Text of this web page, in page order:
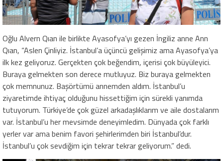
Oğlu Alvern Qıan ile birlikte Ayasofya’yı gezen İngiliz anne Ann
Qıan, “Aslen Çinliyiz. İstanbul’a üçüncü gelişimiz ama Ayasofya’ya
ilk kez geliyoruz. Gerçekten çok beğendim, içerisi çok büyüleyici.
Buraya gelmekten son derece mutluyuz. Biz buraya gelmekten
çok memnunuz. Başörtümü annemden aldım. İstanbul’u
ziyaretimde ihtiyaç olduğunu hissettiğim için sürekli yanımda
tutuyorum. Türkiye’de çok güzel arkadaşlıklarım ve aile dostalarım
var. İstanbul’u her mevsimde deneyimledim. Dünyada çok farklı
yerler var ama benim favori şehirlerimden biri İstanbul’dur.
İstanbul’u çok sevdiğim için tekrar tekrar geliyorum.” dedi.